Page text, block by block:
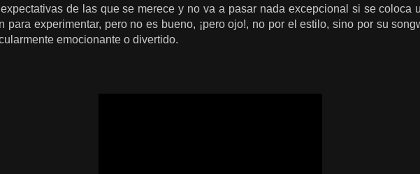
de las que se merece y no va a pasar nada excepcional si se coloca
para experimentar, pero no es bueno, ¡pero ojo!, no por el estilo, sino por su
emocionante o divertido.